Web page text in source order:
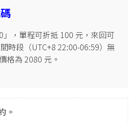
」，單程可折抵 100 元，來回可
時段（UTC+8 22:00-06:59）無
格為 2080 元。
。